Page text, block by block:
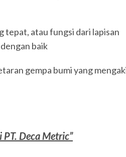
tepat, atau fungsi dari lapisan
baik
gempa bumi yang
PT. Deca Metric”